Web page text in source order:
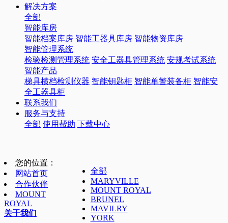
解决方案
全部
智能库房
智能档案库房 智能工器具库房 智能物资库房
智能管理系统
检验检测管理系统 安全工器具管理系统 安规考试系统
智能产品
梯具横档检测仪器 智能钥匙柜 智能单警装备柜 智能安
全工器具柜
联系我们
服务与支持
全部 使用帮助 下载中心
您的位置：
网站首页
合作伙伴
MOUNT
ROYAL
全部
MARYVILLE
MOUNT ROYAL
BRUNEL
MAVILRY
YORK
关于我们